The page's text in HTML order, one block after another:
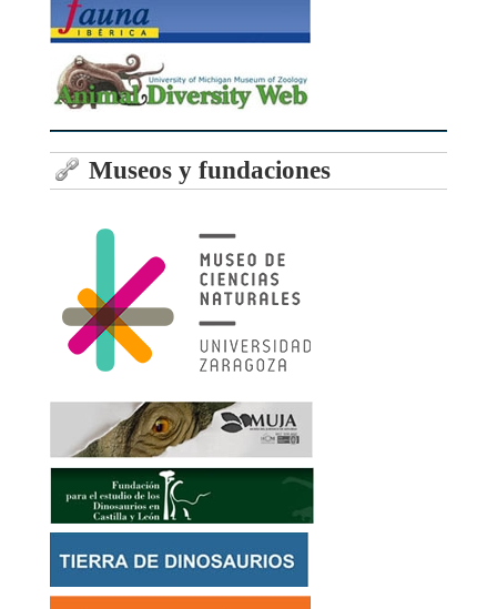
Museos y fundaciones